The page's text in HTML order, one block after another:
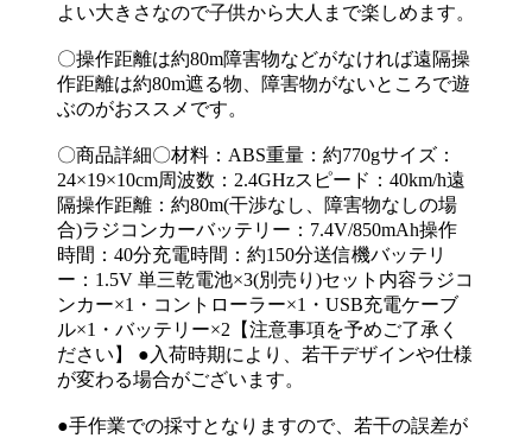
よい大きさなので子供から大人まで楽しめます。
〇操作距離は約80m障害物などがなければ遠隔操
作距離は約80m遮る物、障害物がないところで遊
ぶのがおススメです。
〇商品詳細〇材料：ABS重量：約770gサイズ：
24×19×10cm周波数：2.4GHzスピード：40km/h遠
隔操作距離：約80m(干渉なし、障害物なしの場
合)ラジコンカーバッテリー：7.4V/850mAh操作
時間：40分充電時間：約150分送信機バッテリ
ー：1.5V 単三乾電池×3(別売り)セット内容ラジコ
ンカー×1・コントローラー×1・USB充電ケーブ
ル×1・バッテリー×2【注意事項を予めご了承く
ださい】 ●入荷時期により、若干デザインや仕様
が変わる場合がございます。
●手作業での採寸となりますので、若干の誤差が